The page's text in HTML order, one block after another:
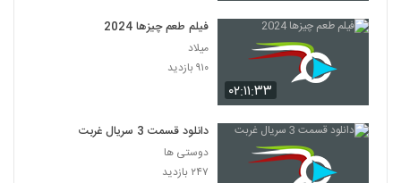
۰۲:۱۱:۳۳
فیلم طعم چیزها 2024
میلاد
۹۱۰ بازدید
دانلود قسمت 3 سریال غربت
دوستی ها
۲۴۷ بازدید